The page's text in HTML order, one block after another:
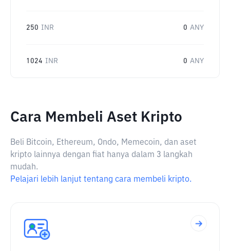
250 INR 0 ANY
1024 INR 0 ANY
Cara Membeli Aset Kripto
Beli Bitcoin, Ethereum, Ondo, Memecoin, dan aset
kripto lainnya dengan fiat hanya dalam 3 langkah
mudah.
Pelajari lebih lanjut tentang cara membeli kripto.